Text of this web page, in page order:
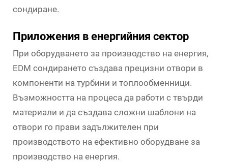
сондиране.
Приложения в енергийния сектор
При оборудването за производство на енергия,
EDM сондирането създава прецизни отвори в
компоненти на турбини и топлообменници.
Възможността на процеса да работи с твърди
материали и да създава сложни шаблони на
отвори го прави задължителен при
производството на ефективно оборудване за
производство на енергия.